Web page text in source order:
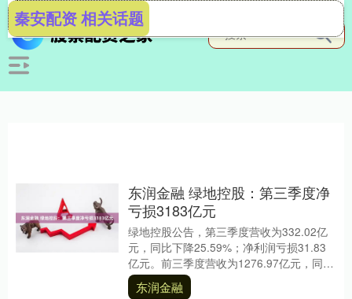
秦安配资 相关话题
东润金融 绿地控股：第三季度净
亏损3183亿元
绿地控股公告，第三季度营收为332.02亿
元，同比下降25.59%；净利润亏损31.83
亿元。前三季度营收为1276.97亿元，同比
下降20.16%；净利润亏损....
东润金融